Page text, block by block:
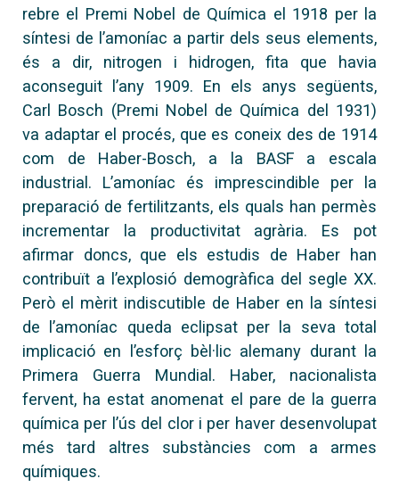
rebre el Premi Nobel de Química el 1918 per la
síntesi de l’amoníac a partir dels seus elements,
és a dir, nitrogen i hidrogen, fita que havia
aconseguit l’any 1909. En els anys següents,
Carl Bosch (Premi Nobel de Química del 1931)
va adaptar el procés, que es coneix des de 1914
com de Haber-Bosch, a la BASF a escala
industrial. L’amoníac és imprescindible per la
preparació de fertilitzants, els quals han permès
incrementar la productivitat agrària. Es pot
afirmar doncs, que els estudis de Haber han
contribuït a l’explosió demogràfica del segle XX.
Però el mèrit indiscutible de Haber en la síntesi
de l’amoníac queda eclipsat per la seva total
implicació en l’esforç bèl·lic alemany durant la
Primera Guerra Mundial. Haber, nacionalista
fervent, ha estat anomenat el pare de la guerra
química per l’ús del clor i per haver desenvolupat
més tard altres substàncies com a armes
químiques.